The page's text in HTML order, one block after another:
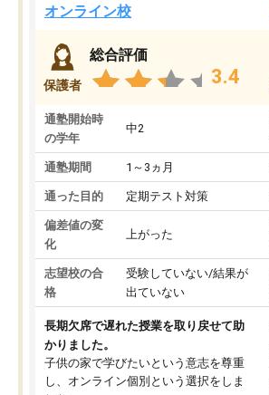
オンライン校
保護者
総合評価
3.4
通塾開始時
の学年
中2
通塾期間 1～3ヵ月
通った目的 定期テスト対策
偏差値の変
化
上がった
志望校の合
格
受験していない/結果が
出ていない
長期欠席で遅れた授業を取り戻せて助
かりました。
子供の家で学びたいという意志を尊重
し、オンライン個別という選択をしま